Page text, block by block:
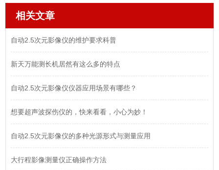
相关文章
自动2.5次元影像仪的维护要求科普
新天万能测长机居然有这么多的特点
自动2.5次元影像仪仪器应用场景有哪些？
想要超声波探伤仪的，快来看看，小心为妙！
自动2.5次元影像仪的多种光源形式与测量应用
大行程影像测量仪正确操作方法